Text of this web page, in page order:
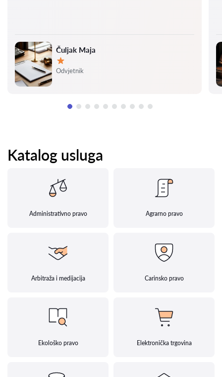
Čuljak Maja
Ocjena:
Odvjetnik
Katalog usluga
Administrativno pravo Agrarno pravo
Arbitraža i medijacija Carinsko pravo
Ekološko pravo Elektronička trgovina